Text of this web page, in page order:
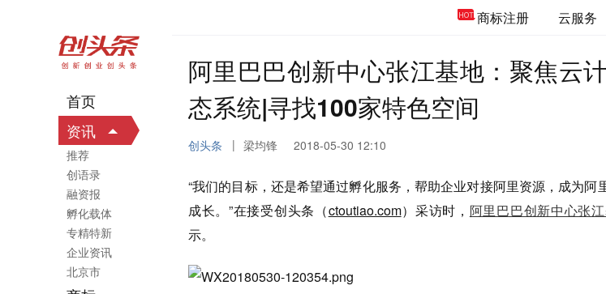
商标注册 云服务
阿里巴巴创新中心张江基地：聚焦云
态系统|寻找100家特色空间
创头条 | 梁均锋 2018-05-30 12:10
“我们的目标，还是希望通过孵化服务，帮助企业对接阿里资源，成为阿
成长。”在接受创头条（ctoutiao.com）采访时， 阿里巴巴创新中心张
示。
首页
资讯
推荐
创语录
融资报
孵化载体
专精特新
企业资讯
北京市